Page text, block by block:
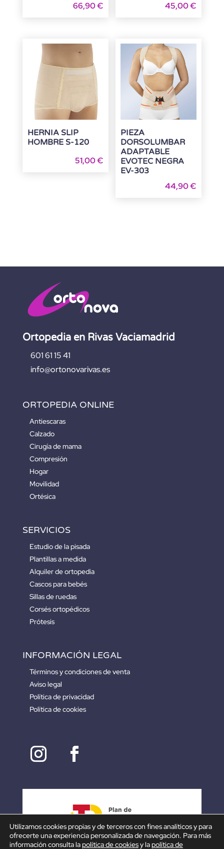
66,90€ 45,00€
HERNIA SLIP
HOMBRE S-120
51,00€
PIEZA
DORSOLUMBAR
ADAPTABLE
EVOTEC NEGRA
EV-303
44,90€
Ortopedia en Rivas Vaciamadrid
601 61 15 41
info@ortonovarivas.es
ORTOPEDIA ONLINE
Antiescaras
Calzado
Cirugía de mama
Compresión
Hogar
Movilidad
Ortésica
SERVICIOS
Estudio de la pisada
Plantillas a medida
Alquiler de ortopedia
Cascos para bebés
Sillas de ruedas
Corsés ortopédicos
Prótesis
INFORMACIÓN LEGAL
Términos y condiciones de venta
Aviso legal
Política de privacidad
Política de cookies
Utilizamos cookies propias y de terceros con fines analíticos y para
ofrecerte una experiencia personalizada de navegación. Para más
información consulta lapolítica de cookiesy lapolítica de